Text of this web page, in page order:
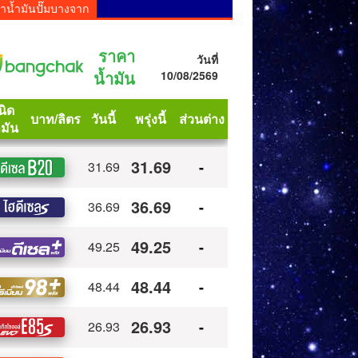
น้ำมันปั๊มบางจาก